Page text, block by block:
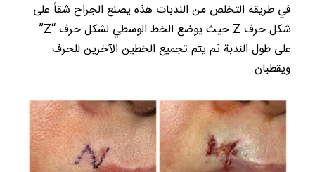
في طريقة التخلص من الندبات هذه يصنع الجراح شقاً على
شكل حرف Z حيث يوضع الخط الوسطي لشكل حرف “Z”
على طول الندبة ثم يتم تجميع الخطين الآخرين للحرف
ويقطبان.